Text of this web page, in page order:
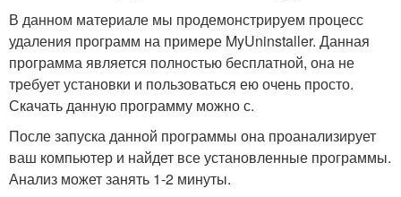
В данном материале мы продемонстрируем процесс
удаления программ на примере MyUninstaller. Данная
программа является полностью бесплатной, она не
требует установки и пользоваться ею очень просто.
Скачать данную программу можно с.
После запуска данной программы она проанализирует
ваш компьютер и найдет все установленные программы.
Анализ может занять 1-2 минуты.